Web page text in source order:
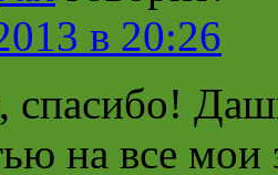
в 20:26
на все мои